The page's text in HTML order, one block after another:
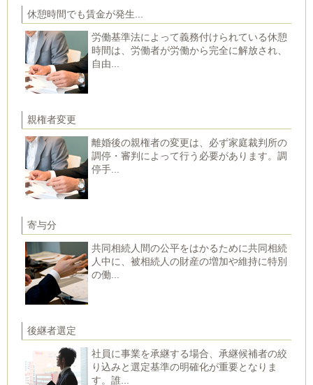
休憩時間でも賃金が発生...
労働基準法によって義務付けられている休憩
時間は、労働者が労働から完全に解放され、
自由...
親権者変更
離婚後の親権者の変更は、必ず家庭裁判所の
調停・審判によって行う必要があります。調
停手...
寄与分
共同相続人間の公平をはかるために共同相続
人中に、被相続人の財産の増加や維持に特別
の働...
後継者選定
社員に事業を承継する場合、承継候補者の絞
り込みと選定基準の明確化が重要となりま
す。誰...